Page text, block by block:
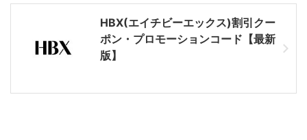
HBX(エイチビーエックス)割引クー
ポン・プロモーションコード【最新
版】